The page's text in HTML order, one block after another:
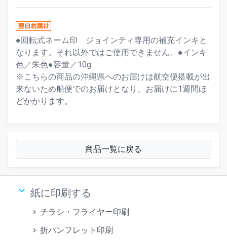
●回転式ネーム印 ジョインティ専用の補充インキと
なります。それ以外ではご使用できません。●インキ
色／朱色●容量／10g
※こちらの商品の沖縄県へのお届けは航空便搭載が出
来ないため船便でのお届けとなり、お届けに1週間ほ
どかかります。
商品一覧に戻る
keyboard_arrow_down 紙に印刷する
チラシ・フライヤー印刷
折パンフレット印刷